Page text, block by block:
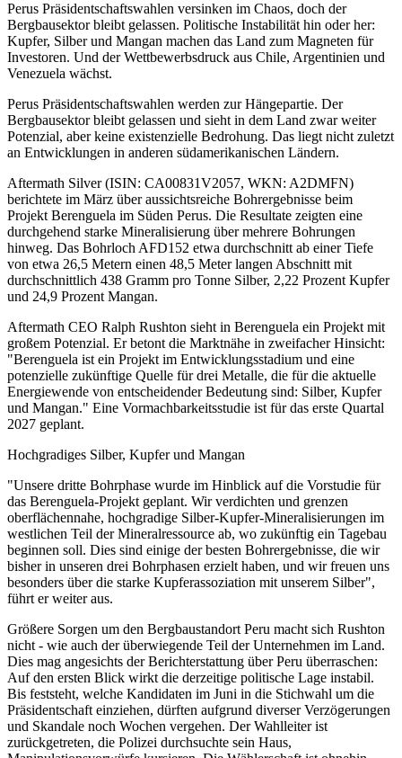
Perus Präsidentschaftswahlen versinken im Chaos, doch der
Bergbausektor bleibt gelassen. Politische Instabilität hin oder her:
Kupfer, Silber und Mangan machen das Land zum Magneten für
Investoren. Und der Wettbewerbsdruck aus Chile, Argentinien und
Venezuela wächst.
Perus Präsidentschaftswahlen werden zur Hängepartie. Der
Bergbausektor bleibt gelassen und sieht in dem Land zwar weiter
Potenzial, aber keine existenzielle Bedrohung. Das liegt nicht zuletzt
an Entwicklungen in anderen südamerikanischen Ländern.
Aftermath Silver (ISIN: CA00831V2057, WKN: A2DMFN)
berichtete im März über aussichtsreiche Bohrergebnisse beim
Projekt Berenguela im Süden Perus. Die Resultate zeigten eine
durchgehend starke Mineralisierung über mehrere Bohrungen
hinweg. Das Bohrloch AFD152 etwa durchschnitt ab einer Tiefe
von etwa 26,5 Metern einen 48,5 Meter langen Abschnitt mit
durchschnittlich 438 Gramm pro Tonne Silber, 2,22 Prozent Kupfer
und 24,9 Prozent Mangan.
Aftermath CEO Ralph Rushton sieht in Berenguela ein Projekt mit
großem Potenzial. Er betont die Marktnähe in zweifacher Hinsicht:
"Berenguela ist ein Projekt im Entwicklungsstadium und eine
potenzielle zukünftige Quelle für drei Metalle, die für die aktuelle
Energiewende von entscheidender Bedeutung sind: Silber, Kupfer
und Mangan." Eine Vormachbarkeitsstudie ist für das erste Quartal
2027 geplant.
Hochgradiges Silber, Kupfer und Mangan
"Unsere dritte Bohrphase wurde im Hinblick auf die Vorstudie für
das Berenguela-Projekt geplant. Wir verdichten und grenzen
oberflächennahe, hochgradige Silber-Kupfer-Mineralisierungen im
westlichen Teil der Mineralressource ab, wo zukünftig ein Tagebau
beginnen soll. Dies sind einige der besten Bohrergebnisse, die wir
bisher in unseren drei Bohrphasen erzielt haben, und wir freuen uns
besonders über die starke Kupferassoziation mit unserem Silber",
führt er weiter aus.
Größere Sorgen um den Bergbaustandort Peru macht sich Rushton
nicht - wie auch der überwiegende Teil der Unternehmen im Land.
Dies mag angesichts der Berichterstattung über Peru überraschen:
Auf den ersten Blick wirkt die derzeitige politische Lage instabil.
Bis feststeht, welche Kandidaten im Juni in die Stichwahl um die
Präsidentschaft einziehen, dürften aufgrund diverser Verzögerungen
und Skandale noch Wochen vergehen. Der Wahlleiter ist
zurückgetreten, die Polizei durchsuchte sein Haus,